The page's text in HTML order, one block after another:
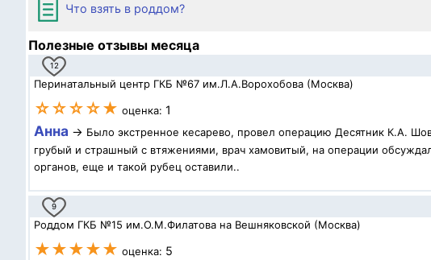
Что взять в роддом?
Полезные отзывы месяца
12
Перинатальный центр ГКБ №67 им.Л.А.Ворохобова (Москва)
☆☆☆☆★ оценка: 1
Анна → Было экстренное кесарево, провел операцию Десятник К.А.
грубый и страшный с втяжениями, врач хамовитый, на операции
органов, еще и такой рубец оставили..
9
Роддом ГКБ №15 им.О.М.Филатова на Вешняковской (Москва)
★★★★★ оценка: 5